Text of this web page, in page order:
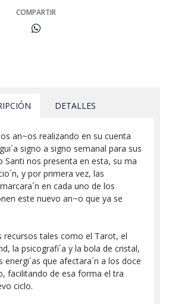
COMPARTIR
DETALLES
an~os realizando en su cuenta
signo a signo semanal para sus
Santi nos presenta en esta, su ma
y por primera vez, las
en cada uno de los
este nuevo an~o que ya se
recursos tales como el Tarot, el
la psicografi´a y la bola de cristal,
que afectara´n a los doce
facilitando de esa forma el tra
ciclo.